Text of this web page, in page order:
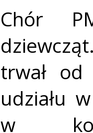
Chór
trwał
udziału
w